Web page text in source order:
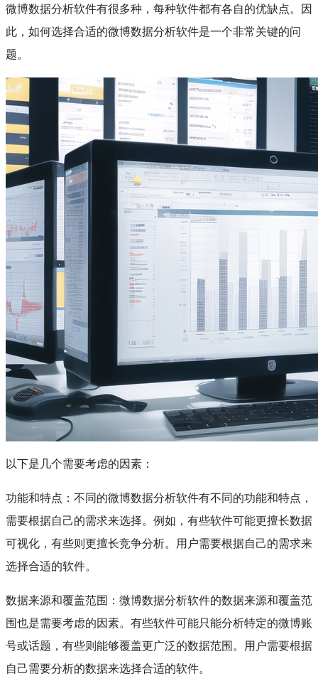
微博数据分析软件有很多种，每种软件都有各自的优缺点。因
此，如何选择合适的微博数据分析软件是一个非常关键的问
题。
以下是几个需要考虑的因素：
功能和特点：不同的微博数据分析软件有不同的功能和特点，
需要根据自己的需求来选择。例如，有些软件可能更擅长数据
可视化，有些则更擅长竞争分析。用户需要根据自己的需求来
选择合适的软件。
数据来源和覆盖范围：微博数据分析软件的数据来源和覆盖范
围也是需要考虑的因素。有些软件可能只能分析特定的微博账
号或话题，有些则能够覆盖更广泛的数据范围。用户需要根据
自己需要分析的数据来选择合适的软件。